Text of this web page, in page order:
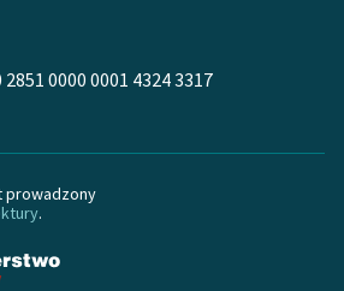
0000 0001 4324 3317
prowadzony
.